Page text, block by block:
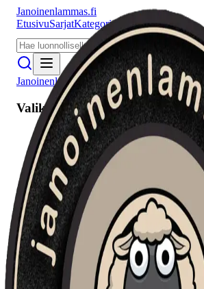
Janoinenlammas.fi
EtusivuSarjatKategoriat PuhujatMeistä
Janoinenlammas.fi
Valikko
Etusivu
Sarjat
Kategoriat
Puhujat
Haku
Tietosuojaseloste
Seuraa meitä
Facebook Instagram
YouTube
© 2026 Janoinenlammas.fi. Kaikki